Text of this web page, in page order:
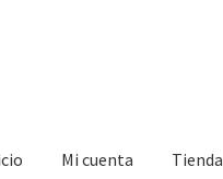
Mi cuenta Tienda